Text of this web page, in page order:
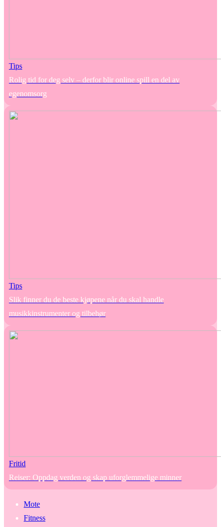
Tips
Rolig tid for deg selv – derfor blir online spill en del av
egenomsorg
Tips
Slik finner du de beste kjøpene når du skal handle
musikkinstrumenter og tilbehør
Fritid
Reiser: Oppdag verden og skap uforglemmelige minner
Mote
Fitness